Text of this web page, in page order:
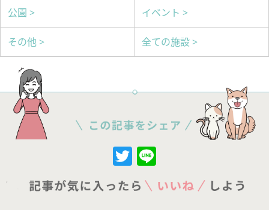
公園 > イベント >
その他 > 全ての施設 >
Twitter